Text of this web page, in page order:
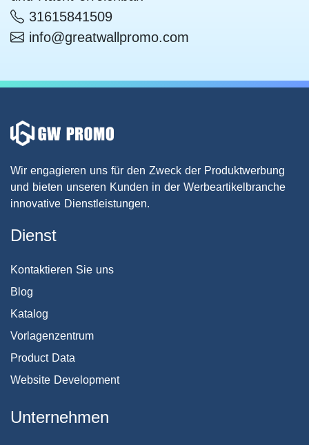
31615841509
info@greatwallpromo.com
Wir engagieren uns für den Zweck der Produktwerbung
und bieten unseren Kunden in der Werbeartikelbranche
innovative Dienstleistungen.
Dienst
Kontaktieren Sie uns
Blog
Katalog
Vorlagenzentrum
Product Data
Website Development
Unternehmen